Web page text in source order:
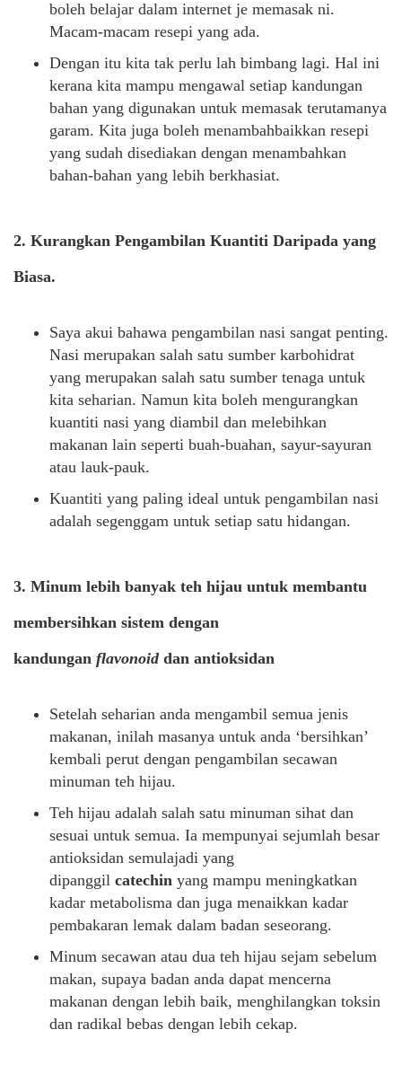
boleh belajar dalam internet je memasak ni.
Macam-macam resepi yang ada.
Dengan itu kita tak perlu lah bimbang lagi. Hal ini
kerana kita mampu mengawal setiap kandungan
bahan yang digunakan untuk memasak terutamanya
garam. Kita juga boleh menambahbaikkan resepi
yang sudah disediakan dengan menambahkan
bahan-bahan yang lebih berkhasiat.
2. Kurangkan Pengambilan Kuantiti Daripada yang
Biasa.
Saya akui bahawa pengambilan nasi sangat penting.
Nasi merupakan salah satu sumber karbohidrat
yang merupakan salah satu sumber tenaga untuk
kita seharian. Namun kita boleh mengurangkan
kuantiti nasi yang diambil dan melebihkan
makanan lain seperti buah-buahan, sayur-sayuran
atau lauk-pauk.
Kuantiti yang paling ideal untuk pengambilan nasi
adalah segenggam untuk setiap satu hidangan.
3. Minum lebih banyak teh hijau untuk membantu
membersihkan sistem dengan
kandungan flavonoiddan antioksidan
Setelah seharian anda mengambil semua jenis
makanan, inilah masanya untuk anda ‘bersihkan’
kembali perut dengan pengambilan secawan
minuman teh hijau.
Teh hijau adalah salah satu minuman sihat dan
sesuai untuk semua. Ia mempunyai sejumlah besar
antioksidan semulajadi yang
dipanggil catechin yang mampu meningkatkan
kadar metabolisma dan juga menaikkan kadar
pembakaran lemak dalam badan seseorang.
Minum secawan atau dua teh hijau sejam sebelum
makan, supaya badan anda dapat mencerna
makanan dengan lebih baik, menghilangkan toksin
dan radikal bebas dengan lebih cekap.